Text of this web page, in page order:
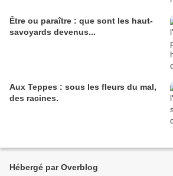
Être ou paraître : que sont les haut-
savoyards devenus...
Aux Teppes : sous les fleurs du mal,
des racines.
Hébergé par Overblog